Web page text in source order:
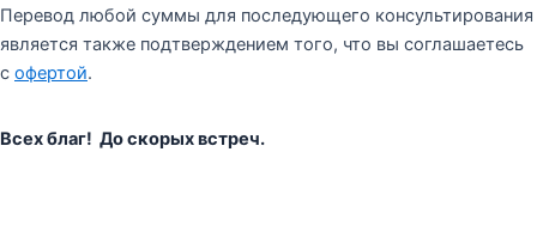
Перевод любой суммы для последующего консультирования
является также подтверждением того, что вы соглашаетесь
с офертой.
Всех благ! До скорых встреч.